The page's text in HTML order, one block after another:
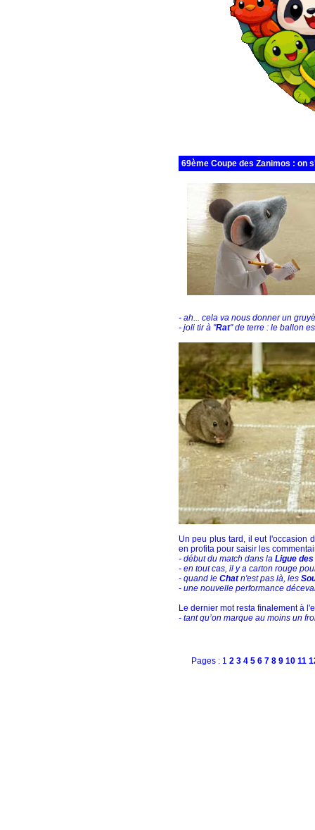
69ème Coupe des Zanimos : on
- ah... cela va nous donner un
- joli tir à "Rat" de terre : le ballon
Un peu plus tard, il eut l'occasion
en profita pour saisir les
- début du match dans la Ligue
- en tout cas, il y a carton rouge
- quand le Chatn'est pas là, les
- une nouvelle performance
Le dernier mot resta finalement à
- tant qu’on marque au moins un
Pages : 1 2 3 4 5 6 7 8 9 10 11